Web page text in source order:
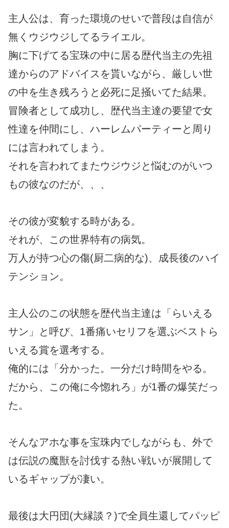
主人公は、育った環境のせいで普段は自信が
無くウジウジしてるライエル。
胸に下げてる宝珠の中に居る歴代当主の先祖
達からのアドバイスを貰いながら、厳しい世
の中を生き残ろうと必死に足掻いてた結果。
冒険者として成功し、歴代当主達の要望で女
性達を仲間にし、ハーレムパーティーと周り
には言われてしまう。
それを言われてまたウジウジと悩むのがいつ
もの彼なのだが、、、
その彼が変貌する時がある。
それが、この世界特有の病気。
万人が持つ心の傷(厨二病的な)、成長後のハイ
テンション。
主人公のこの状態を歴代当主達は「らいえる
サン」と呼び、1番痛いセリフを選ぶベストら
いえる賞を選考する。
俺的には「分かった。一分だけ時間をやる。
だから、この俺に今惚れろ」が1番の爆笑だっ
た。
そんなアホな事を宝珠内でしながらも、外で
は伝説の魔獣を討伐する熱い戦いが展開して
いるギャップが凄い。
最後は大円団(大縁談？)で全員生還してパッピ